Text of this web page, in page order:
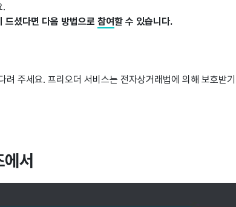
.
드셨다면 다음 방법으로 참여할 수 있습니다.
주세요. 프리오더 서비스는 전자상거래법에 의해 보호받
서